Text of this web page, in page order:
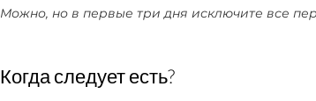
Можно, но в первые три дня исключите все
Когда следует есть?